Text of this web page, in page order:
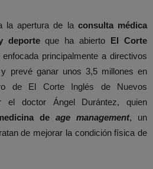
la apertura de la consulta médica
deporteque ha abierto El Corte
principalmente a directivos
prevé ganar unos 3,5 millones en
de El Corte Inglés de Nuevos
el doctor Ángel Durántez, quien
deage management, un
de mejorar la condición física de